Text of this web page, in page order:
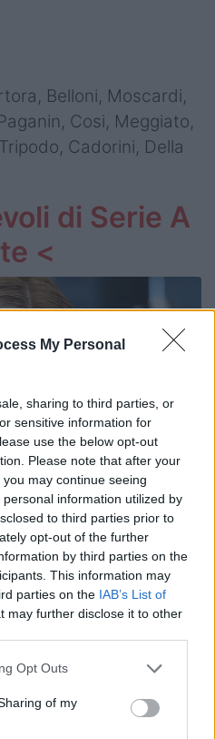
My Personal
sharing to third parties, or
sensitive information for
use the below opt-out
Please note that after your
may continue seeing
information utilized by
to third parties prior to
opt-out of the further
by third parties on the
This information may
parties on the IAB’s List of
may further disclose it to other
Opt Outs
of my
Belloni, Moscardi,
Cosi, Meggiato,
Cadorini, Della
di Serie A
<